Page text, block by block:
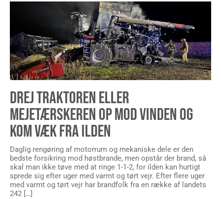
DREJ TRAKTOREN ELLER
MEJETÆRSKEREN OP MOD VINDEN OG
KOM VÆK FRA ILDEN
Daglig rengøring af motorrum og mekaniske dele er den
bedste forsikring mod høstbrande, men opstår der brand, så
skal man ikke tøve med at ringe 1-1-2, for ilden kan hurtigt
sprede sig efter uger med varmt og tørt vejr. Efter flere uger
med varmt og tørt vejr har brandfolk fra en række af landets
242 […]